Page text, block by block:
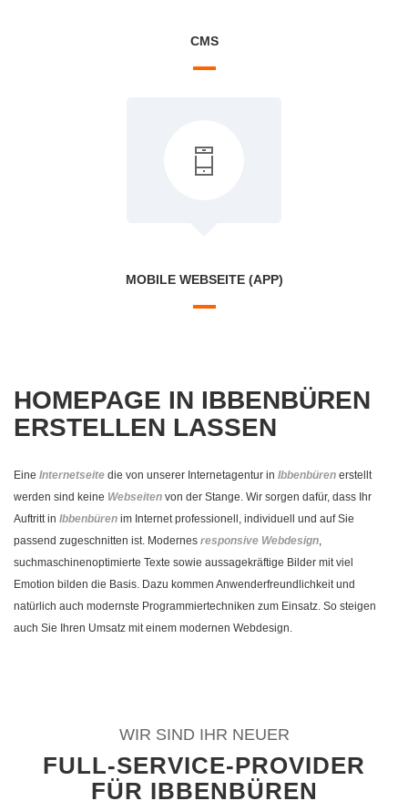
CMS
MOBILE WEBSEITE (APP)
HOMEPAGE IN IBBENBÜREN
ERSTELLEN LASSEN
Eine Internetseite die von unserer Internetagentur in Ibbenbüren erstellt
werden sind keine Webseiten von der Stange. Wir sorgen dafür, dass Ihr
Auftritt in Ibbenbüren im Internet professionell, individuell und auf Sie
passend zugeschnitten ist. Modernes responsive Webdesign,
suchmaschinenoptimierte Texte sowie aussagekräftige Bilder mit viel
Emotion bilden die Basis. Dazu kommen Anwenderfreundlichkeit und
natürlich auch modernste Programmiertechniken zum Einsatz. So steigen
auch Sie Ihren Umsatz mit einem modernen Webdesign.
WIR SIND IHR NEUER
FULL-SERVICE-PROVIDER
FÜR IBBENBÜREN